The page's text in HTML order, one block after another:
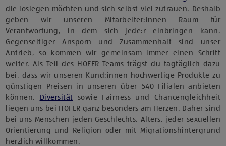
die loslegen möchten und sich selbst viel zutrauen. Deshalb
geben wir unseren Mitarbeiter:innen Raum für
Verantwortung, in dem sich jede:r einbringen kann.
Gegenseitiger Ansporn und Zusammenhalt sind unser
Antrieb, so kommen wir gemeinsam immer einen Schritt
weiter. Als Teil des HOFER Teams trägst du tagtäglich dazu
bei, dass wir unseren Kund:innen hochwertige Produkte zu
günstigen Preisen in unseren über 540 Filialen anbieten
können. Diversität sowie Fairness und Chancengleichheit
liegen uns bei HOFER ganz besonders am Herzen. Daher sind
bei uns Menschen jeden Geschlechts, Alters, jeder sexuellen
Orientierung und Religion oder mit Migrationshintergrund
herzlich willkommen.